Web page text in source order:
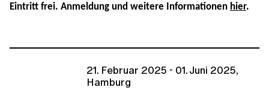
Eintritt frei. Anmeldung und weitere Informationen hier.
21. Februar 2025 - 01. Juni 2025,
Hamburg